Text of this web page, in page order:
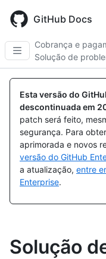
main
content
GitHub Docs
Cobrança e
Solução de
Esta versão do
descontinuada em
patch será feito,
segurança. Para
aprimorada e novos
versão do GitHub
a atualização, entre
Enterprise.
Solução